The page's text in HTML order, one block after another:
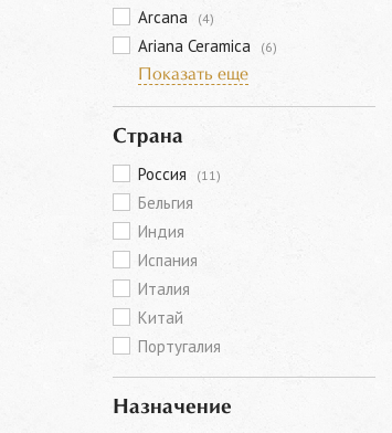
Arcana (4)
Ariana Ceramica
(6)
Показать еще
Страна
Россия (11)
Бельгия
Индия
Испания
Италия
Китай
Португалия
Назначение